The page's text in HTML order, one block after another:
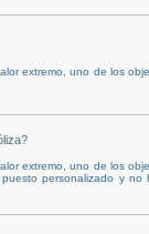
extremo, uno de los
extremo, uno de los
personalizado y no